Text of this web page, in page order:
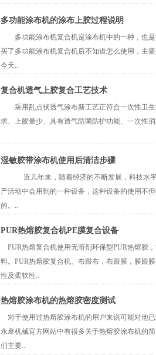
多功能涂布机的涂布上胶过程说明
多功能涂布机复合机是涂布机中的一种，也是
买了多功能涂布机复合机后不知道怎么使用，主
今天..
复合机透气上胶复合工艺技术
采用乱点状透气涂布新工艺正符合一次性卫生
求、上胶量少、具有透气防菌防护功能、一次性
湿敏胶带涂布机使用后清洁步骤
近几年来，随着经济的不断发展，科技水平
产活动中会用到的一种设备，这种设备的使用不
的。..
PUR热熔胶复合机PE膜复合设备
PUR热熔复合机使用无溶剂环保型PUR热熔胶
料。PUR热熔胶复合机、布跟布，布跟膜，膜跟
性及柔软性..
热熔胶涂布机的热熔胶密度测试
对于使用过热熔胶涂布机的用户来说可能对他
永皋机械官方网站中有很多关于热熔胶涂布机的
们主要..